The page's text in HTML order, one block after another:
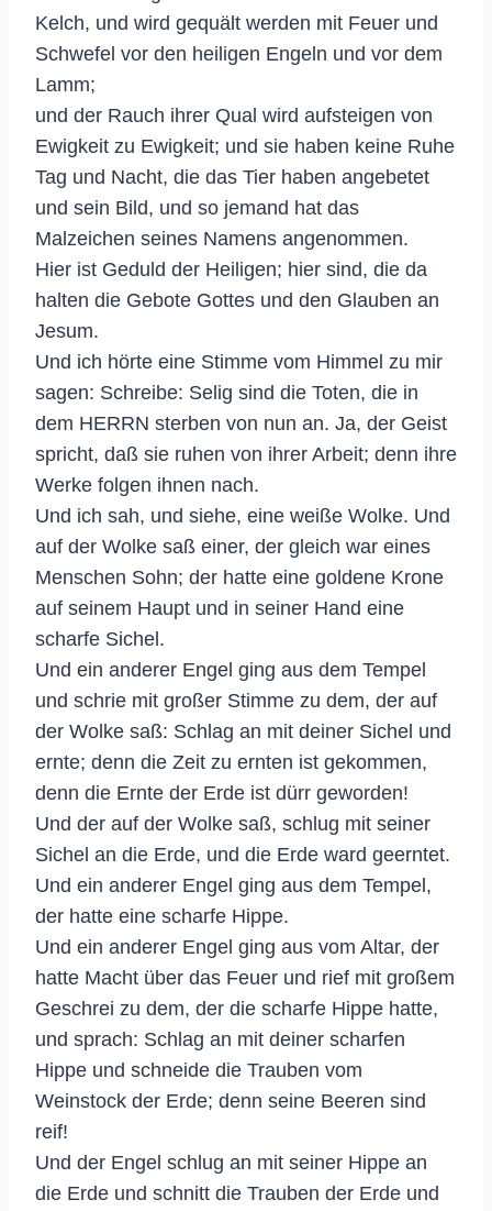
Kelch, und wird gequält werden mit Feuer und
Schwefel vor den heiligen Engeln und vor dem
Lamm;
und der Rauch ihrer Qual wird aufsteigen von
Ewigkeit zu Ewigkeit; und sie haben keine Ruhe
Tag und Nacht, die das Tier haben angebetet
und sein Bild, und so jemand hat das
Malzeichen seines Namens angenommen.
Hier ist Geduld der Heiligen; hier sind, die da
halten die Gebote Gottes und den Glauben an
Jesum.
Und ich hörte eine Stimme vom Himmel zu mir
sagen: Schreibe: Selig sind die Toten, die in
dem HERRN sterben von nun an. Ja, der Geist
spricht, daß sie ruhen von ihrer Arbeit; denn ihre
Werke folgen ihnen nach.
Und ich sah, und siehe, eine weiße Wolke. Und
auf der Wolke saß einer, der gleich war eines
Menschen Sohn; der hatte eine goldene Krone
auf seinem Haupt und in seiner Hand eine
scharfe Sichel.
Und ein anderer Engel ging aus dem Tempel
und schrie mit großer Stimme zu dem, der auf
der Wolke saß: Schlag an mit deiner Sichel und
ernte; denn die Zeit zu ernten ist gekommen,
denn die Ernte der Erde ist dürr geworden!
Und der auf der Wolke saß, schlug mit seiner
Sichel an die Erde, und die Erde ward geerntet.
Und ein anderer Engel ging aus dem Tempel,
der hatte eine scharfe Hippe.
Und ein anderer Engel ging aus vom Altar, der
hatte Macht über das Feuer und rief mit großem
Geschrei zu dem, der die scharfe Hippe hatte,
und sprach: Schlag an mit deiner scharfen
Hippe und schneide die Trauben vom
Weinstock der Erde; denn seine Beeren sind
reif!
Und der Engel schlug an mit seiner Hippe an
die Erde und schnitt die Trauben der Erde und